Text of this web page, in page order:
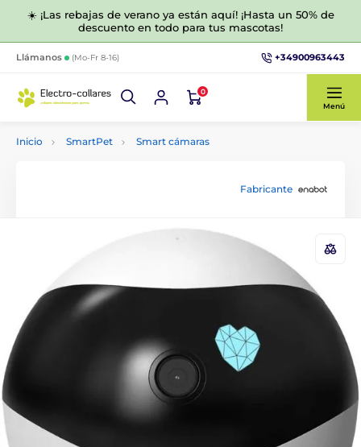
☀️ ¡Las rebajas de verano ya están aquí! ¡Hasta un 50% de
descuento en todo para tus mascotas!
Llámanos (Mo-Fr 8-16) +34900963443
0
Menú
Inicio SmartPet Smart cámaras
Fabricante